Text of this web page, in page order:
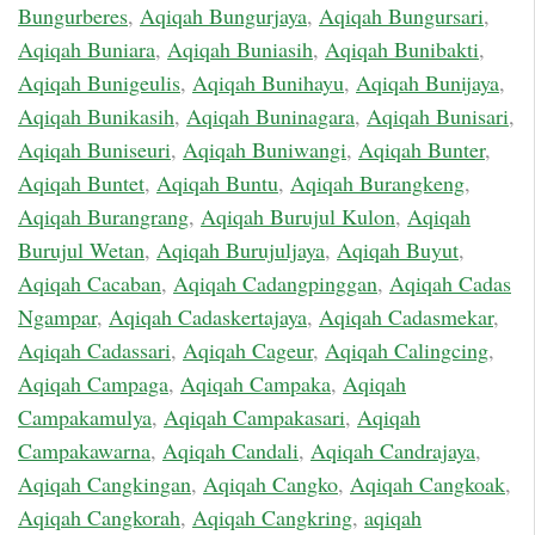
Bungurberes, Aqiqah Bungurjaya, Aqiqah Bungursari,
Aqiqah Buniara, Aqiqah Buniasih, Aqiqah Bunibakti,
Aqiqah Bunigeulis, Aqiqah Bunihayu, Aqiqah Bunijaya,
Aqiqah Bunikasih, Aqiqah Buninagara, Aqiqah Bunisari,
Aqiqah Buniseuri, Aqiqah Buniwangi, Aqiqah Bunter,
Aqiqah Buntet, Aqiqah Buntu, Aqiqah Burangkeng,
Aqiqah Burangrang, Aqiqah Burujul Kulon, Aqiqah
Burujul Wetan, Aqiqah Burujuljaya, Aqiqah Buyut,
Aqiqah Cacaban, Aqiqah Cadangpinggan, Aqiqah Cadas
Ngampar, Aqiqah Cadaskertajaya, Aqiqah Cadasmekar,
Aqiqah Cadassari, Aqiqah Cageur, Aqiqah Calingcing,
Aqiqah Campaga, Aqiqah Campaka, Aqiqah
Campakamulya, Aqiqah Campakasari, Aqiqah
Campakawarna, Aqiqah Candali, Aqiqah Candrajaya,
Aqiqah Cangkingan, Aqiqah Cangko, Aqiqah Cangkoak,
Aqiqah Cangkorah, Aqiqah Cangkring, aqiqah